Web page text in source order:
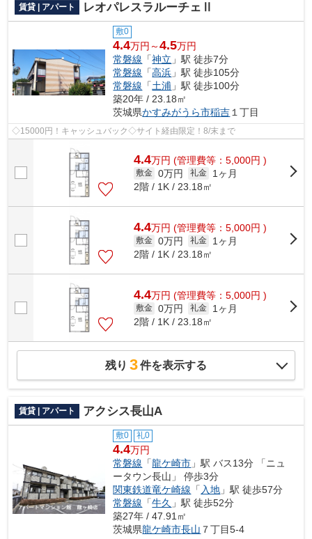
賃貸 | アパート レオパレスラルーチェⅡ
敷0
4.4万円～4.5万円
常磐線 「神立 」駅 徒歩7分
常磐線 「高浜 」駅 徒歩105分
常磐線 「土浦 」駅 徒歩100分
築20年 / 23.18㎡
茨城県かすみがうら市稲吉１丁目
◇15000円！キャッシュバック◇サイト経由限定！8/末まで
4.4万円 (管理費等：5,000円 )
敷金 0万円 礼金
1ヶ月
2階 / 1K / 23.18㎡
4.4万円 (管理費等：5,000円 )
敷金 0万円 礼金
1ヶ月
2階 / 1K / 23.18㎡
4.4万円 (管理費等：5,000円 )
敷金 0万円 礼金
1ヶ月
2階 / 1K / 23.18㎡
残り 3件を表示する
賃貸 | アパート アクシス長山A
敷0 礼0
4.4万円
常磐線 「龍ケ崎市 」駅 バス13分 「ニュ
ータウン長山」 停歩3分
関東鉄道竜ケ崎線 「 入地 」駅 徒歩57分
常磐線 「牛久 」駅 徒歩52分
築27年 / 47.91㎡
茨城県龍ケ崎市長山 ７丁目5-4